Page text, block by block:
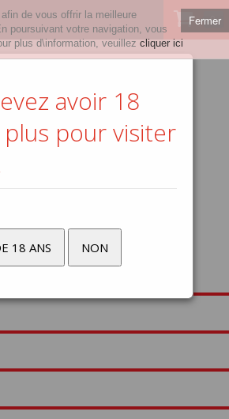
0
avoir 18
pour visiter
18 ANS NON
Fermer
de vous offrir la meilleure
poursuivant votre navigation, vous
plus d\information, veuillez cliquer ici